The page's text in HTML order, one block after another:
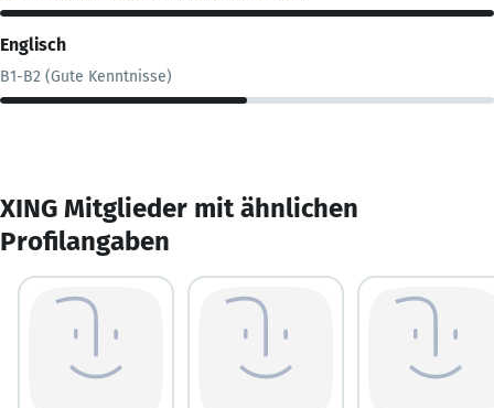
Englisch
B1-B2 (Gute Kenntnisse)
XING Mitglieder mit ähnlichen
Profilangaben